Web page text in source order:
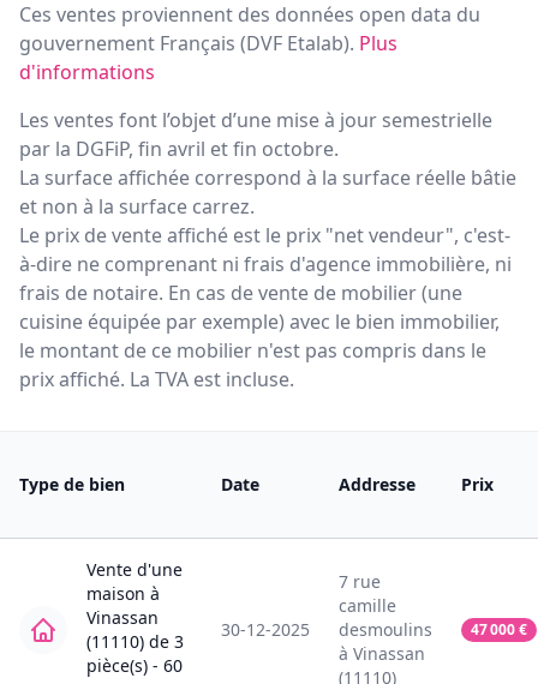
Ces ventes proviennent des données open data du
gouvernement Français (DVF Etalab). Plus
d'informations
Les ventes font l’objet d’une mise à jour semestrielle
par la DGFiP, fin avril et fin octobre.
La surface affichée correspond à la surface réelle bâtie
et non à la surface carrez.
Le prix de vente affiché est le prix "net vendeur", c'est-
à-dire ne comprenant ni frais d'agence immobilière, ni
frais de notaire. En cas de vente de mobilier (une
cuisine équipée par exemple) avec le bien immobilier,
le montant de ce mobilier n'est pas compris dans le
prix affiché. La TVA est incluse.
Type de bien Date Addresse Prix
Vente d'une
maison à
Vinassan
(11110) de 3
pièce(s) - 60
30-12-2025
7 rue
camille
desmoulins
à Vinassan
(11110)
47 000€